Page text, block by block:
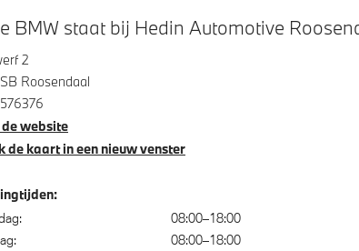
Bicolor Jet Black
BMW staat bij Hedin Automotive
2
Roosendaal
website
de kaart in een nieuw venster
08:00–18:00
08:00–18:00